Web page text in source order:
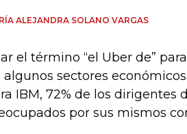
ALEJANDRA SOLANO VARGAS
el término “el Uber de”
algunos sectores
IBM, 72% de los dirigentes
por sus mismos